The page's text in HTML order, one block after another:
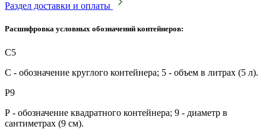
Раздел доставки и оплаты
Расшифровка условных обозначений контейнеров:
C5
С - обозначение круглого контейнера; 5 - объем в литрах (5 л).
P9
Р - обозначение квадратного контейнера; 9 - диаметр в
сантиметрах (9 см).